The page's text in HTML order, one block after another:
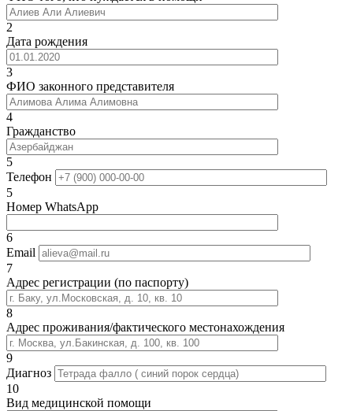
2
Дата рождения
3
ФИО законного представителя
4
Гражданство
5
Телефон
5
Номер WhatsApp
6
Email
7
Адрес регистрации (по паспорту)
8
Адрес проживания/фактического местонахождения
9
Диагноз
10
Вид медицинской помощи